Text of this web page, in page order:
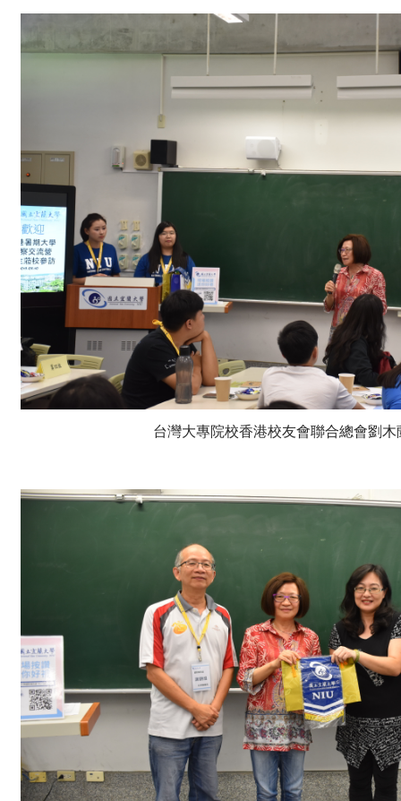
台灣大專院校香港校友會聯合總會劉